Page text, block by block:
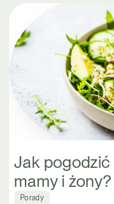
Jak
mamy i żony?
Porady